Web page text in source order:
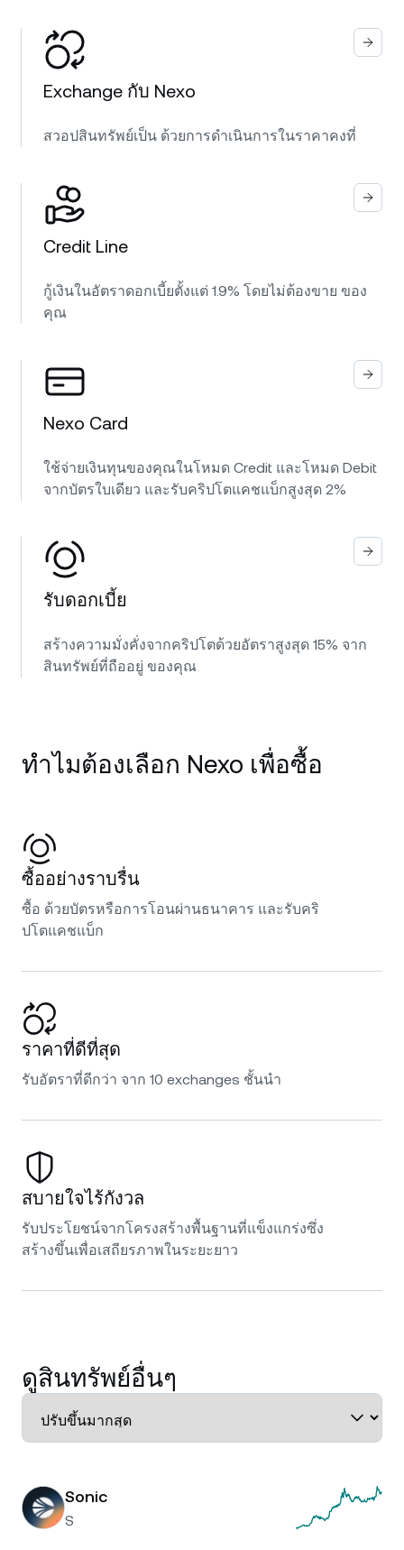
Exchange กับ Nexo
สวอปสินทรัพย์เป็น ด้วยการดำเนินการในราคาคงที่
Credit Line
กู้เงินในอัตราดอกเบี้ยตั้งแต่ 1.9% โดยไม่ต้องขาย ของ
คุณ
Nexo Card
ใช้จ่ายเงินทุนของคุณในโหมด Credit และโหมด Debit
จากบัตรใบเดียว และรับคริปโตแคชแบ็กสูงสุด 2%
รับดอกเบี้ย
สร้างความมั่งคั่งจากคริปโตด้วยอัตราสูงสุด 15% จาก
สินทรัพย์ที่ถืออยู่ ของคุณ
ทำไมต้องเลือก Nexo เพื่อซื้อ
ซื้ออย่างราบรื่น
ซื้อ ด้วยบัตรหรือการโอนผ่านธนาคาร และรับคริ
ปโตแคชแบ็ก
ราคาที่ดีที่สุด
รับอัตราที่ดีกว่า จาก 10 exchanges ชั้นนำ
สบายใจไร้กังวล
รับประโยชน์จากโครงสร้างพื้นฐานที่แข็งแกร่งซึ่ง
สร้างขึ้นเพื่อเสถียรภาพในระยะยาว
ดูสินทรัพย์อื่นๆ
Sonic
S